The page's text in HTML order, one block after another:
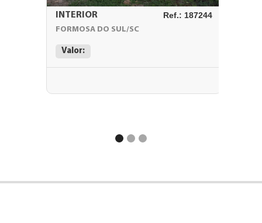
INTERIOR Ref.: 187244
FORMOSA DO SUL/SC
Valor: